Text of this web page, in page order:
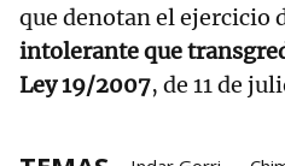
que denotan el ejercicio
intolerante que
Ley 19/2007, de 11 de